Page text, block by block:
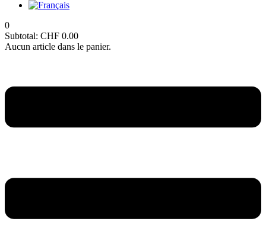
0
Subtotal: CHF 0.00
Aucun article dans le panier.